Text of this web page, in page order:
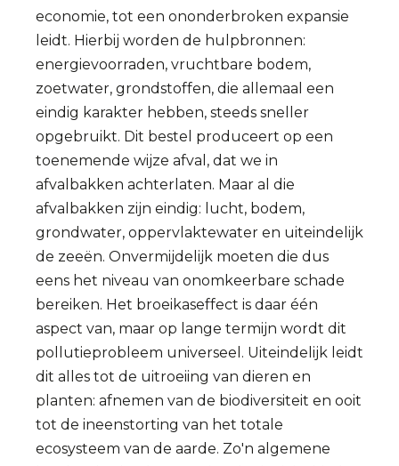
economie, tot een ononderbroken expansie
leidt. Hierbij worden de hulpbronnen:
energievoorraden, vruchtbare bodem,
zoetwater, grondstoffen, die allemaal een
eindig karakter hebben, steeds sneller
opgebruikt. Dit bestel produceert op een
toenemende wijze afval, dat we in
afvalbakken achterlaten. Maar al die
afvalbakken zijn eindig: lucht, bodem,
grondwater, oppervlaktewater en uiteindelijk
de zeeën. Onvermijdelijk moeten die dus
eens het niveau van onomkeerbare schade
bereiken. Het broeikaseffect is daar één
aspect van, maar op lange termijn wordt dit
pollutieprobleem universeel. Uiteindelijk leidt
dit alles tot de uitroeiing van dieren en
planten: afnemen van de biodiversiteit en ooit
tot de ineenstorting van het totale
ecosysteem van de aarde. Zo'n algemene